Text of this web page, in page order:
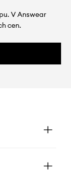
V Answear
cen.